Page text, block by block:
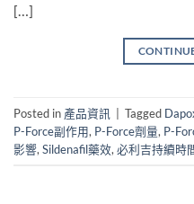
[…]
Posted in 產品資訊 Tagged
P-Force副作用, P-Force劑量, P-
影響, Sildenafil藥效, 必利吉持續時